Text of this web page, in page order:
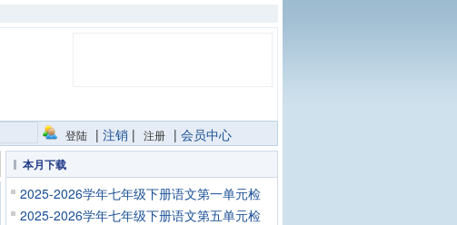
登陆 | 注销 | 注册 | 会员中心
本月下载
2025-2026学年七年级下册语文第一单元检
2025-2026学年七年级下册语文第五单元检